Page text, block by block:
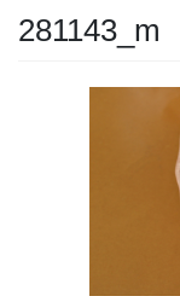
281143_m